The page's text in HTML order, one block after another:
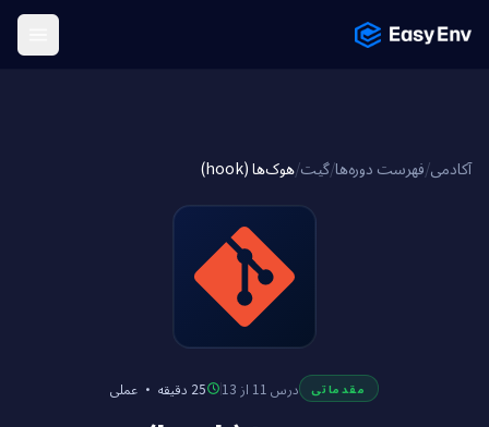
Menu
آکادمی/فهرست دوره‌ها/گیت/هوک‌ها (hook)
مقدماتی درس 11 از 13 25 دقیقه · عملی